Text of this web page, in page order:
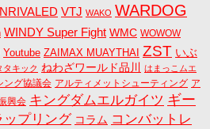
VTJ WAKO WARDOG
WINDY Super Fight WMC WOWOW
Youtube ZAIMAX MUAYTHAI ZST いぶ
タキック ねわざワールド品川
はまっこムエ
ング協議会 アルティメットシューティング ア
興会 キングダムエルガイツ ギー
ップリング コラム コンバットレ